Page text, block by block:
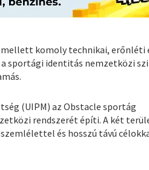
mellett komoly technikai, erőnléti
sportági identitás nemzetközi
(UIPM) az Obstacle sportág
rendszerét építi. A két
és hosszú távú